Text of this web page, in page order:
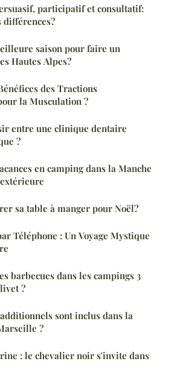
participatif et consultatif:
différences?
saison pour faire un
Hautes Alpes?
des Tractions
la Musculation ?
entre une clinique dentaire
?
en camping dans la Manche
sa table à manger pour Noël?
Téléphone : Un Voyage Mystique
barbecues dans les campings 3
?
sont inclus dans la
?
: le chevalier noir s'invite dans